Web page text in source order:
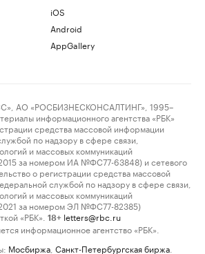
iOS
Android
AppGallery
АО «РОСБИЗНЕСКОНСАЛТИНГ», 1995–
информационного агентства «РБК»
средства массовой информации
по надзору в сфере связи,
и массовых коммуникаций
за номером ИА №ФС77-63848) и сетевого
о регистрации средства массовой
службой по надзору в сфере связи,
и массовых коммуникаций
за номером ЭЛ №ФС77-82385)
«РБК».
18+ letters@rbc.ru
информационное агентство «РБК».
Мосбиржа Санкт-Петербургская биржа